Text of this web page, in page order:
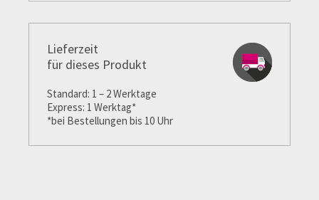
Lieferzeit
für dieses Produkt
Standard: 1 – 2 Werktage
Express: 1 Werktag*
*bei Bestellungen bis 10 Uhr